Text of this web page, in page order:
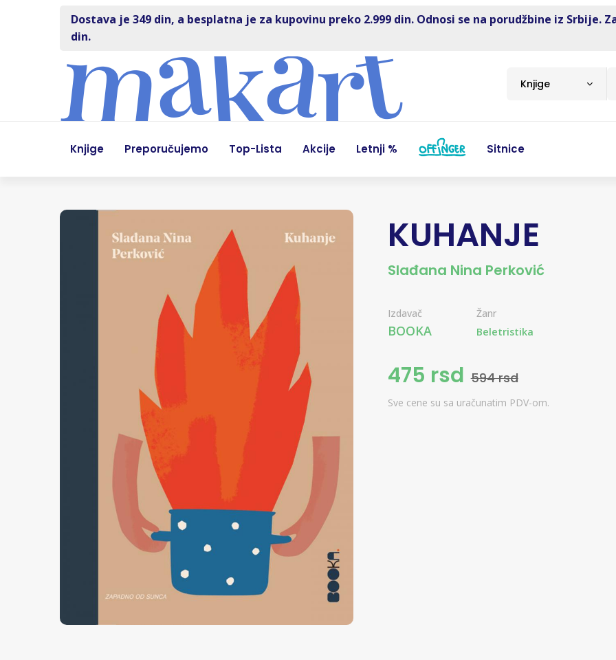
Dostava je 349 din, a besplatna je za kupovinu preko 2.999 din. Odnosi se na porudžbine iz Srbije.
din.
Knjige
Knjige Preporučujemo Top-Lista Akcije Letnji % Sitnice
KUHANJE
Slađana Nina Perković
Izdavač
BOOKA
Žanr
Beletristika
475 rsd 594 rsd
Sve cene su sa uračunatim PDV-om.